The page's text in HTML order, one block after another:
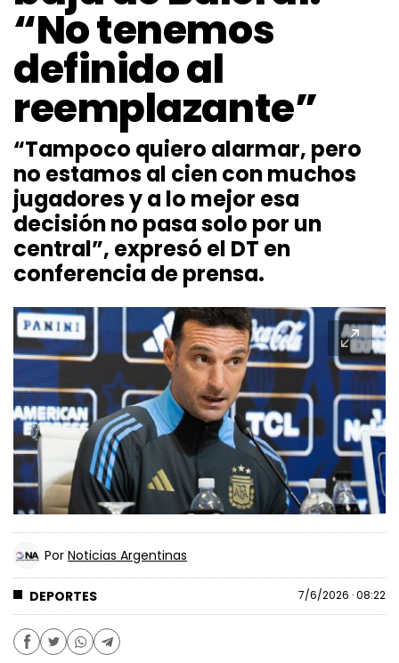
“No tenemos
definido al
reemplazante”
“Tampoco quiero alarmar, pero
no estamos al cien con muchos
jugadores y a lo mejor esa
decisión no pasa solo por un
central”, expresó el DT en
conferencia de prensa.
DEPORTES
Por Noticias Argentinas
7/6/2026 · 08:22